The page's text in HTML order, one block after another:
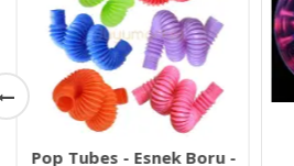
Pop Tubes - Esnek Boru -